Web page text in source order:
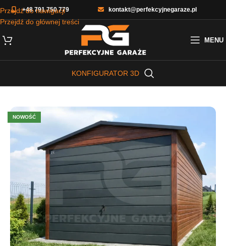
Przejdź do nawigacji
Przejdź do głównej treści
+48 791 750 779 kontakt@perfekcyjnegaraze.pl
MENU
KONFIGURATOR 3D
NOWOŚĆ